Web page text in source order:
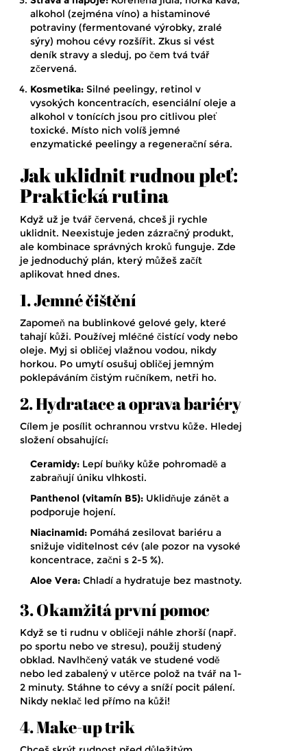
alkohol (zejména víno) a histaminové
potraviny (fermentované výrobky, zralé
sýry) mohou cévy rozšířit. Zkus si vést
deník stravy a sleduj, po čem tvá tvář
zčervená.
Kosmetika: Silné peelingy, retinol v
vysokých koncentracích, esenciální oleje a
alkohol v tonících jsou pro citlivou pleť
toxické. Místo nich volíš jemné
enzymatické peelingy a regenerační séra.
Jak uklidnit rudnou pleť:
Praktická rutina
Když už je tvář červená, chceš ji rychle
uklidnit. Neexistuje jeden zázračný produkt,
ale kombinace správných kroků funguje. Zde
je jednoduchý plán, který můžeš začít
aplikovat hned dnes.
1. Jemné čištění
Zapomeň na bublinkové gelové gely, které
tahají kůži. Používej mléčné čistící vody nebo
oleje. Myj si obličej vlažnou vodou, nikdy
horkou. Po umytí osušuj obličej jemným
poklepáváním čistým ručníkem, netři ho.
2. Hydratace a oprava bariéry
Cílem je posílit ochrannou vrstvu kůže. Hledej
složení obsahující:
Ceramidy: Lepí buňky kůže pohromadě a
zabraňují úniku vlhkosti.
Panthenol (vitamín B5): Uklidňuje zánět a
podporuje hojení.
Niacinamid: Pomáhá zesilovat bariéru a
snižuje viditelnost cév (ale pozor na vysoké
koncentrace, začni s 2-5 %).
Aloe Vera: Chladí a hydratuje bez mastnoty.
3. Okamžitá první pomoc
Když se ti rudnu v obličeji náhle zhorší (např.
po sportu nebo ve stresu), použij studený
obklad. Navlhčený vaták ve studené vodě
nebo led zabalený v utěrce polož na tvář na 1-
2 minuty. Stáhne to cévy a sníží pocit pálení.
Nikdy neklač led přímo na kůži!
4. Make-up trik